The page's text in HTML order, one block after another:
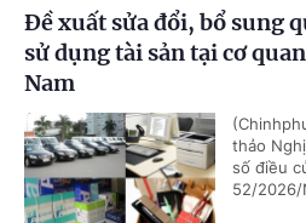
Đề xuất sửa đổi, bổ sung
sử dụng tài sản tại cơ
Nam
thảo
số điều
52/2026/